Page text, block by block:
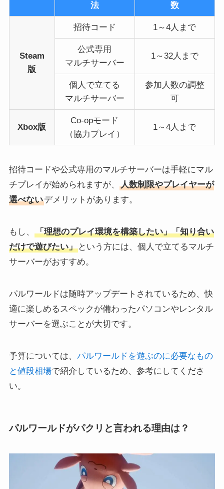
法
数
Steam
版
招待コード 1～4人まで
公式専用
マルチサーバー
1～32人まで
個人で立てる
マルチサーバー
参加人数の調整
可
Xbox版
Co-opモード
（協力プレイ）
1～4人まで
招待コードや公式専用のマルチサーバーは手軽にマル
チプレイが始められますが、
人数制限やプレイヤーが
選べないデメリットがあります。
もし、
「理想のプレイ環境を構築したい」「知り合い
だけで遊びたい」という方には、個人で立てるマルチ
サーバーがおすすめ。
パルワールドは随時アップデートされているため、快
適に楽しめるスペックが備わったパソコンやレンタル
サーバーを選ぶことが大切です。
予算については、 パルワールドを遊ぶのに必要なもの
と値段相場で紹介しているため、参考にしてくださ
い。
パルワールドがパクリと言われる理由は？